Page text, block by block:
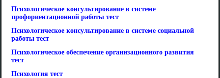
Психологическое консультирование в системе
профориентационной работы тест
Психологическое консультирование в системе социальной
работы тест
Психологическое обеспечение организационного развития
тест
Психология тест